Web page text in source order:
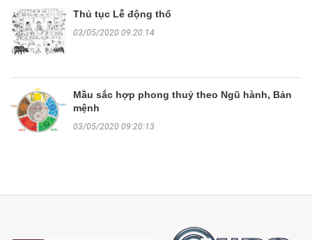
Thủ tục Lễ động thổ
03/05/2020 09:20:14
Mầu sắc hợp phong thuỷ theo Ngũ hành, Bản
mệnh
03/05/2020 09:20:13